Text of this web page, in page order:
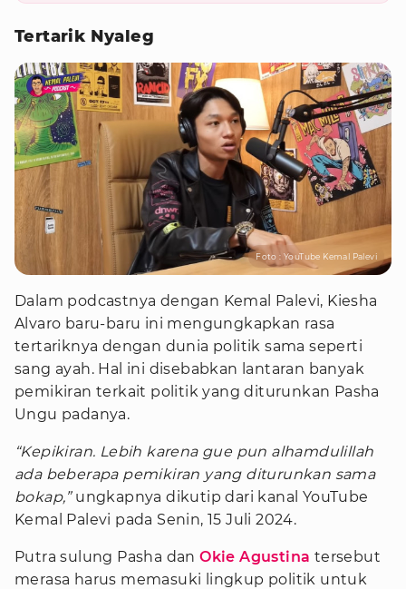
Tertarik Nyaleg
Foto : YouTube Kemal Palevi
Dalam podcastnya dengan Kemal Palevi, Kiesha
Alvaro baru-baru ini mengungkapkan rasa
tertariknya dengan dunia politik sama seperti
sang ayah. Hal ini disebabkan lantaran banyak
pemikiran terkait politik yang diturunkan Pasha
Ungu padanya.
“Kepikiran. Lebih karena gue pun alhamdulillah
ada beberapa pemikiran yang diturunkan sama
bokap,”ungkapnya dikutip dari kanal YouTube
Kemal Palevi pada Senin, 15 Juli 2024.
Putra sulung Pasha danOkie Agustina tersebut
merasa harus memasuki lingkup politik untuk